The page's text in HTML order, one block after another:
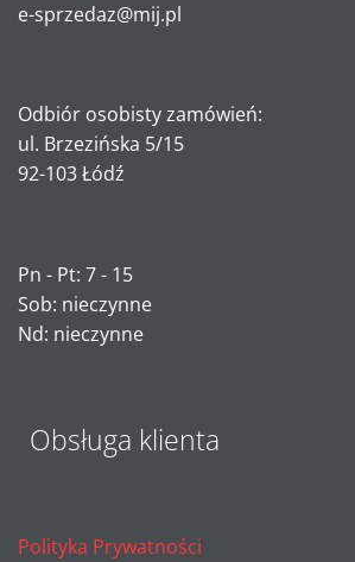
e-sprzedaz@mij.pl
Odbiór osobisty zamówień:
ul. Brzezińska 5/15
92-103 Łódź
Pn - Pt: 7 - 15
Sob: nieczynne
Nd: nieczynne
Obsługa klienta
Polityka Prywatności